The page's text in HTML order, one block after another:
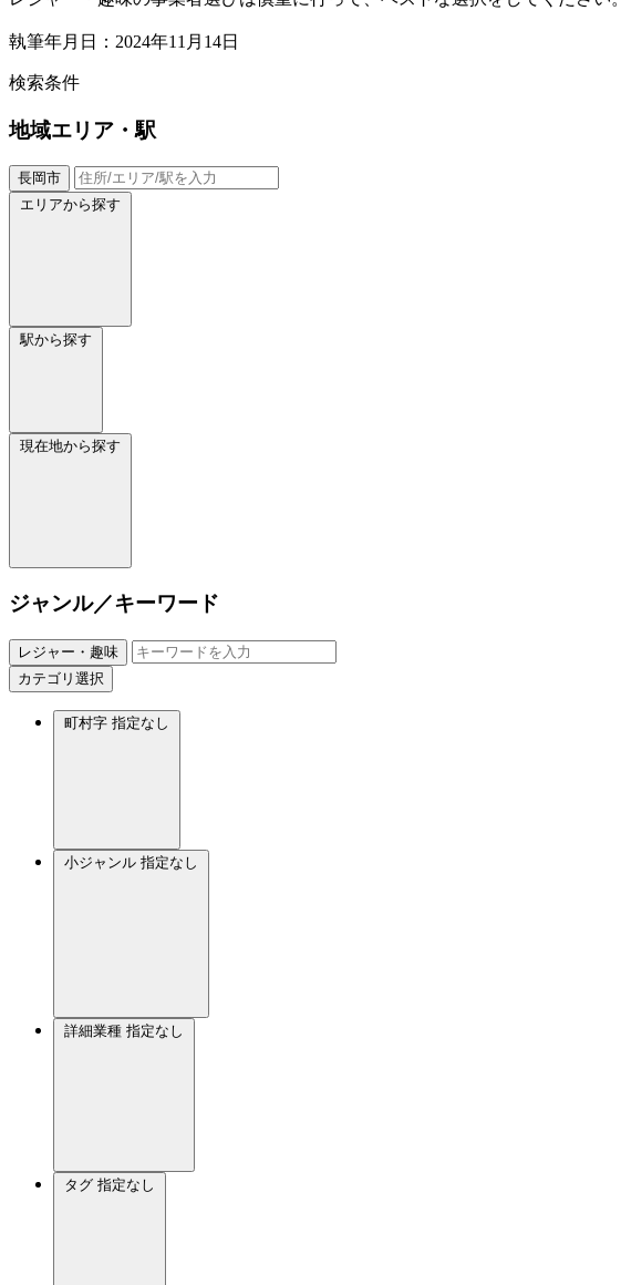
執筆年月日：2024年11月14日
検索条件
地域エリア・駅
長岡市
エリアから探す
駅から探す
現在地から探す
ジャンル／キーワード
レジャー・趣味
カテゴリ選択
町村字 指定なし
小ジャンル 指定なし
詳細業種 指定なし
タグ 指定なし